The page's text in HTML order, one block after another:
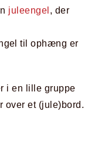
juleengel , der
til ophæng er
i en lille gruppe
over et (jule)bord.